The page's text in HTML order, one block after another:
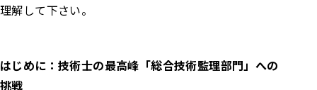
理解して下さい。
はじめに：技術士の最高峰「総合技術監理部門」への
挑戦